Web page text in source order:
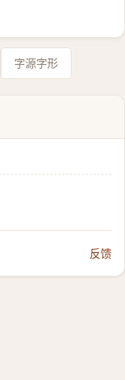
字源字形
反馈